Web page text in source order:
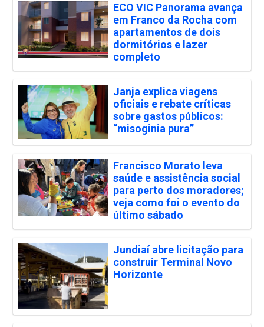
ECO VIC Panorama avança
em Franco da Rocha com
apartamentos de dois
dormitórios e lazer
completo
Janja explica viagens
oficiais e rebate críticas
sobre gastos públicos:
“misoginia pura”
Francisco Morato leva
saúde e assistência social
para perto dos moradores;
veja como foi o evento do
último sábado
Jundiaí abre licitação para
construir Terminal Novo
Horizonte